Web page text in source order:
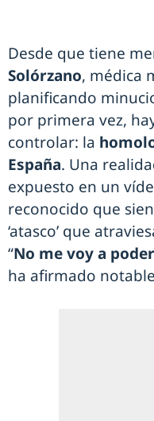
Desde que tiene
Solórzano, médica
planificando
por primera vez,
controlar: la
España. Una
expuesto en un
reconocido que
‘atasco’ que
“No me voy a
ha afirmado